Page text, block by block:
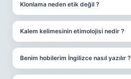
Klonlama neden etik değil ?
Kalem kelimesinin etimolojisi nedir ?
Benim hobilerim İngilizce nasıl yazılır ?